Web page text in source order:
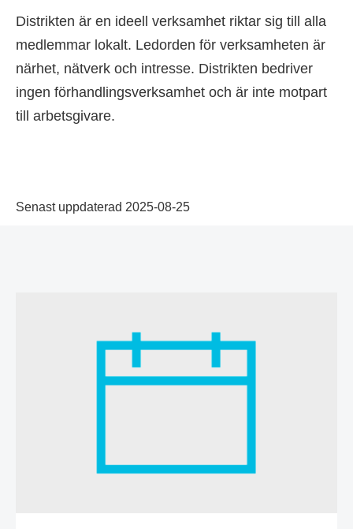
Distrikten är en ideell verksamhet riktar sig till alla
medlemmar lokalt. Ledorden för verksamheten är
närhet, nätverk och intresse. Distrikten bedriver
ingen förhandlingsverksamhet och är inte motpart
till arbetsgivare.
Senast uppdaterad 2025-08-25